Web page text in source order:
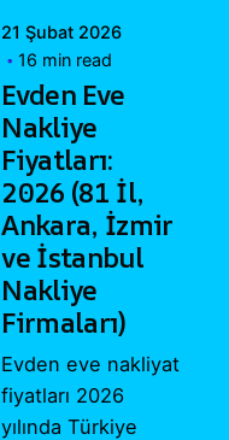
21 Şubat 2026
16 min read
Evden Eve
Nakliye
Fiyatları:
2026 (81 İl,
Ankara, İzmir
ve İstanbul
Nakliye
Firmaları)
Evden eve nakliyat
fiyatları 2026
yılında Türkiye